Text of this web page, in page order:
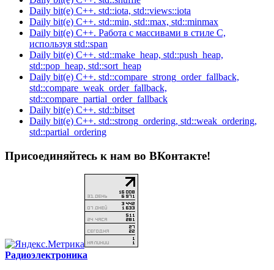
Daily bit(e) C++. std::iota, std::views::iota
Daily bit(e) C++. std::min, std::max, std::minmax
Daily bit(e) C++. Работа с массивами в стиле C,
используя std::span
Daily bit(e) C++. std::make_heap, std::push_heap,
std::pop_heap, std::sort_heap
Daily bit(e) C++. std::compare_strong_order_fallback,
std::compare_weak_order_fallback,
std::compare_partial_order_fallback
Daily bit(e) C++. std::bitset
Daily bit(e) C++. std::strong_ordering, std::weak_ordering,
std::partial_ordering
Присоединяйтесь к нам во ВКонтакте!
Радиоэлектроника